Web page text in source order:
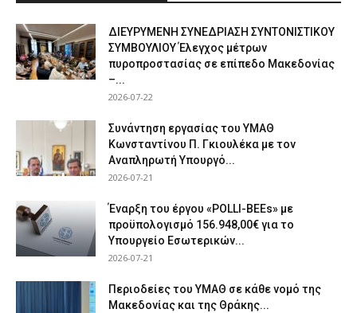
ΔΙΕΥΡΥΜΕΝΗ ΣΥΝΕΔΡΙΑΣΗ ΣΥΝΤΟΝΙΣΤΙΚΟΥ
ΣΥΜΒΟΥΛΙΟΥ Έλεγχος μέτρων
πυροπροστασίας σε επίπεδο Μακεδονίας
–...
2026-07-22
Συνάντηση εργασίας του ΥΜΑΘ
Κωνσταντίνου Π. Γκιουλέκα με τον
Αναπληρωτή Υπουργό...
2026-07-21
Έναρξη του έργου «POLLI-BEEs» με
προϋπολογισμό 156.948,00€ για το
Υπουργείο Εσωτερικών...
2026-07-21
Περιοδείες του ΥΜΑΘ σε κάθε νομό της
Μακεδονίας και της Θράκης...